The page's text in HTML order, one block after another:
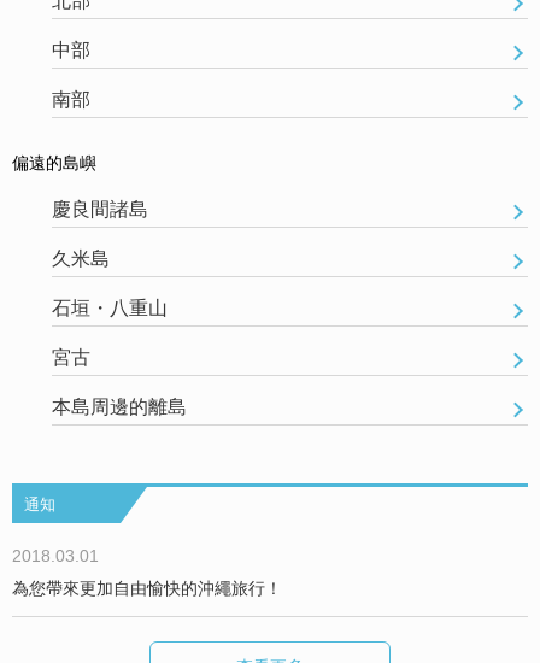
中部
南部
偏遠的島嶼
慶良間諸島
久米島
石垣・八重山
宮古
本島周邊的離島
通知
2018.03.01
為您帶來更加自由愉快的沖繩旅行！